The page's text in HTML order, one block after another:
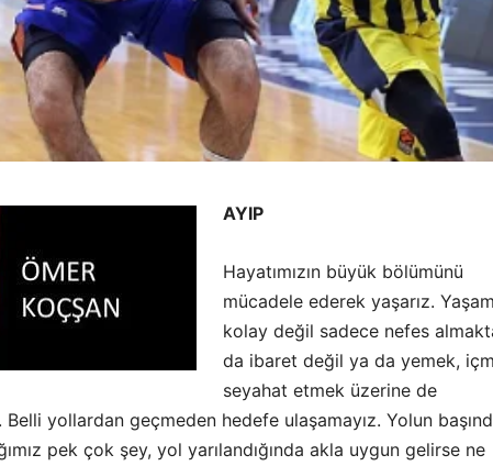
AYIP
Hayatımızın büyük bölümünü
mücadele ederek yaşarız.
kolay değil sadece nefes
da ibaret değil ya da yemek,
seyahat etmek üzerine de
Belli yollardan geçmeden hedefe ulaşamayız. Yolun
pek çok şey, yol yarılandığında akla uygun gelirse ne